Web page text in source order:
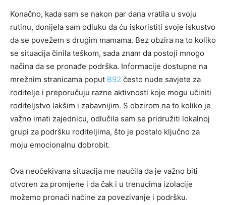
Konačno, kada sam se nakon par dana vratila u svoju
rutinu, donijela sam odluku da ću iskoristiti svoje iskustvo
da se povežem s drugim mamama. Bez obzira na to koliko
se situacija činila teškom, sada znam da postoji mnogo
načina da se pronađe podrška. Informacije dostupne na
mrežnim stranicama poput B92 često nude savjete za
roditelje i preporučuju razne aktivnosti koje mogu učiniti
roditeljstvo lakšim i zabavnijim. S obzirom na to koliko je
važno imati zajednicu, odlučila sam se pridružiti lokalnoj
grupi za podršku roditeljima, što je postalo ključno za
moju emocionalnu dobrobit.
Ova neočekivana situacija me naučila da je važno biti
otvoren za promjene i da čak i u trenucima izolacije
možemo pronaći načine za povezivanje i podršku.